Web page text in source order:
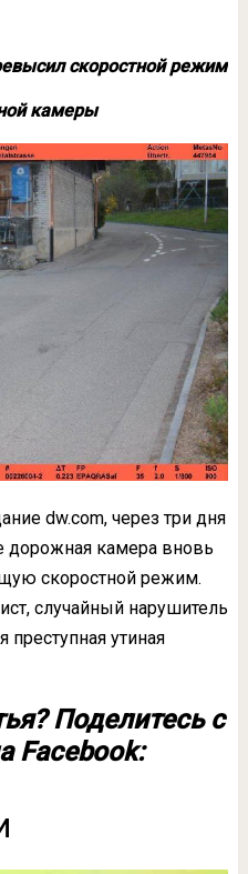
скоростной режим
камеры
dw.com, через три дня
дорожная камера вновь
скоростной режим.
случайный нарушитель
утиная
Поделитесь с
Facebook: